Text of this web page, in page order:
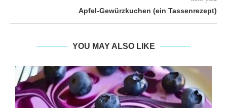
Apfel-Gewürzkuchen (ein Tassenrezept)
YOU MAY ALSO LIKE